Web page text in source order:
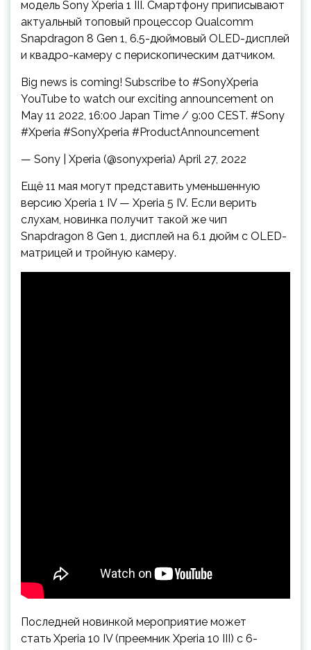
модель Sony Xperia 1 III. Смартфону приписывают
актуальный топовый процессор Qualcomm
Snapdragon 8 Gen 1, 6.5-дюймовый OLED-дисплей
и квадро-камеру с перископическим датчиком.
Big news is coming! Subscribe to #SonyXperia
YouTube to watch our exciting announcement on
May 11 2022, 16:00 Japan Time / 9:00 CEST. #Sony
#Xperia #SonyXperia #ProductAnnouncement
— Sony | Xperia (@sonyxperia) April 27, 2022
Ещё 11 мая могут представить уменьшенную
версию Xperia 1 IV — Xperia 5 IV. Если верить
слухам, новинка получит такой же чип
Snapdragon 8 Gen 1, дисплей на 6.1 дюйм с OLED-
матрицей и тройную камеру.
Последней новинкой мероприятие может
стать Xperia 10 IV (преемник Xperia 10 III) c 6-